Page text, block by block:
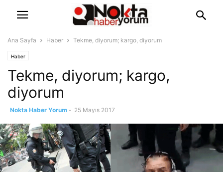
Ana Sayfa Haber Tekme, diyorum; kargo, diyorum
Haber
Tekme, diyorum; kargo,
diyorum
Nokta Haber Yorum - 25 Mayıs 2017